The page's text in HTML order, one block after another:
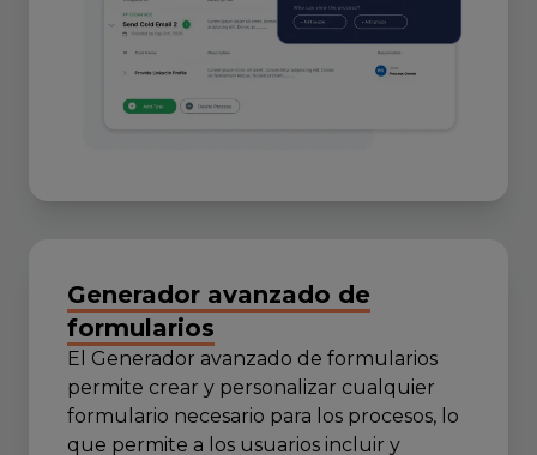
Generador avanzado de
formularios
El Generador avanzado de formularios
permite crear y personalizar cualquier
formulario necesario para los procesos, lo
que permite a los usuarios incluir y